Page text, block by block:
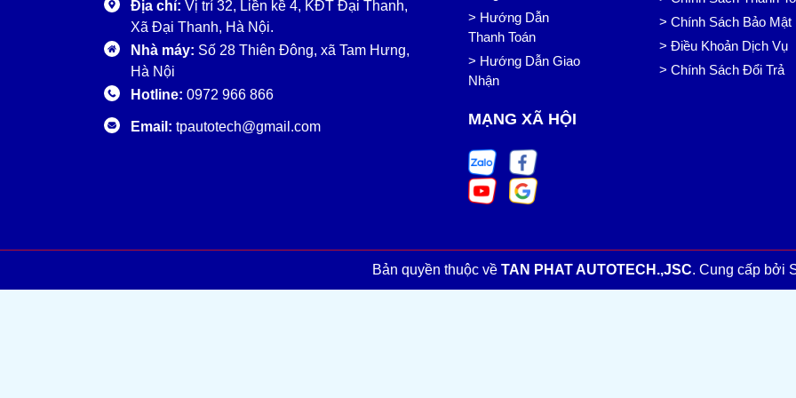
Địa chỉ: Vị trí 32, Liền kề 4, KĐT Đại Thanh,
Xã Đại Thanh, Hà Nội.
Nhà máy: Số 28 Thiên Đông, xã Tam Hưng,
Hà Nội
Hotline: 0972 966 866
Email: tpautotech@gmail.com
> Hướng Dẫn
Thanh Toán
> Hướng Dẫn Giao
Nhận
MẠNG XÃ HỘI
> Chính Sách Bảo Mật
> Điều Khoản Dịch Vụ
> Chính Sách Đổi Trả
Bản quyền thuộc về TAN PHAT AUTOTECH.,JSC. Cung cấp bởi